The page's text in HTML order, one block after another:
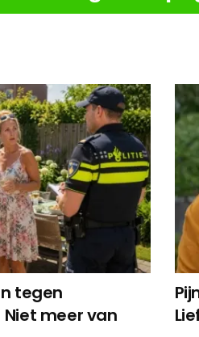
tegen
meer van